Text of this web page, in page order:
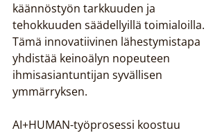
käännöstyön tarkkuuden ja
tehokkuuden säädellyillä toimialoilla.
Tämä innovatiivinen lähestymistapa
yhdistää keinoälyn nopeuteen
ihmisasiantuntijan syvällisen
ymmärryksen.
AI+HUMAN-työprosessi koostuu